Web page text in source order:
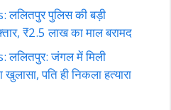
पुलिस की बड़ी
₹2.5 लाख का माल बरामद
जंगल में मिली
पति ही निकला हत्यारा